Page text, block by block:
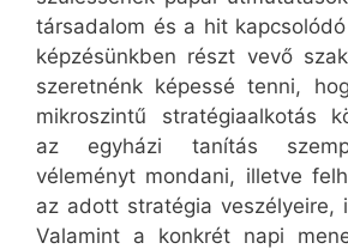
társadalom és a hit
képzésünkben részt vevő
szeretnénk képessé tenni,
mikroszintű stratégiaalkotás
az egyházi tanítás
véleményt mondani, illetve
az adott stratégia veszélyeire,
Valamint a konkrét napi